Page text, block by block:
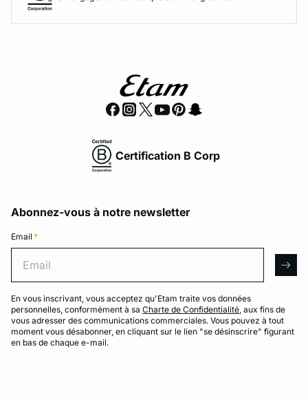
Certification B Corp
Abonnez-vous à notre newsletter
Email *
En vous inscrivant, vous acceptez qu'Etam traite vos données
personnelles, conformément à sa Charte de Confidentialité, aux fins de
vous adresser des communications commerciales. Vous pouvez à tout
moment vous désabonner, en cliquant sur le lien "se désinscrire" figurant
en bas de chaque e-mail.